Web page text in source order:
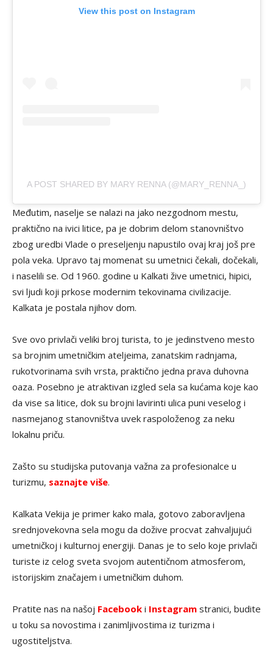
View this post on Instagram
A POST SHARED BY MARY RENNA (@MARY_RENNA_)
Međutim, naselje se nalazi na jako nezgodnom mestu,
praktično na ivici litice, pa je dobrim delom stanovništvo
zbog uredbi Vlade o preseljenju napustilo ovaj kraj još pre
pola veka. Upravo taj momenat su umetnici čekali, dočekali,
i naselili se. Od 1960. godine u Kalkati žive umetnici, hipici,
svi ljudi koji prkose modernim tekovinama civilizacije.
Kalkata je postala njihov dom.
Sve ovo privlači veliki broj turista, to je jedinstveno mesto
sa brojnim umetničkim ateljeima, zanatskim radnjama,
rukotvorinama svih vrsta, praktično jedna prava duhovna
oaza. Posebno je atraktivan izgled sela sa kućama koje kao
da vise sa litice, dok su brojni lavirinti ulica puni veselog i
nasmejanog stanovništva uvek raspoloženog za neku
lokalnu priču.
Zašto su studijska putovanja važna za profesionalce u
turizmu, saznajte više.
Kalkata Vekija je primer kako mala, gotovo zaboravljena
srednjovekovna sela mogu da dožive procvat zahvaljujući
umetničkoj i kulturnoj energiji. Danas je to selo koje privlači
turiste iz celog sveta svojom autentičnom atmosferom,
istorijskim značajem i umetničkim duhom.
Pratite nas na našoj Facebook i Instagram stranici, budite
u toku sa novostima i zanimljivostima iz turizma i
ugostiteljstva.